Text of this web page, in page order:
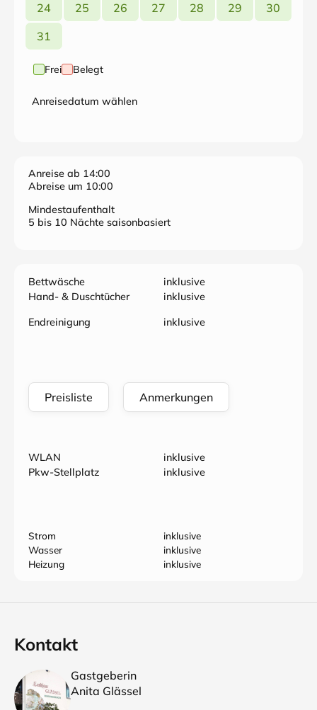
24
25 26 27 28 29
30
31
Frei Belegt
Anreisedatum wählen
Anreise ab 14:00
Abreise um 10:00
Mindestaufenthalt
5 bis 10 Nächte saisonbasiert
Bettwäsche
inklusive
Hand- & Duschtücher
inklusive
Endreinigung
inklusive
Preisliste Anmerkungen
WLAN
inklusive
Pkw-Stellplatz
inklusive
Strom
inklusive
Wasser
inklusive
Heizung
inklusive
Kontakt
Gastgeberin
Anita Glässel